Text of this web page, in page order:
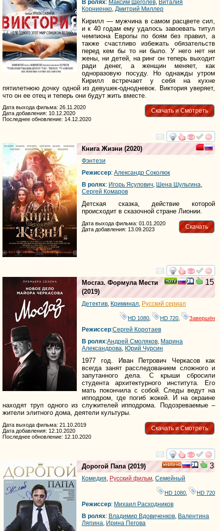
В ролях: Максим Щеголев Виталия
Корниенко Дмитрий Миллер
Кирилл — мужчина в самом расцвете сил,
и к 40 годам ему удалось завоевать титул
чемпиона Европы по боям без правил, а
также счастливо избежать обязательств
перед кем бы то ни было. У него нет ни
жены, ни детей, на ринг он теперь выходит
ради денег, а женщин меняет, как
одноразовую посуду. Но однажды утром
Кирилл встречает у себя на кухне
пятилетнюю дочку одной из девушек-однодневок. Виктория уверяет,
что он ее отец и теперь они будут жить вместе.
Скачать и Смотреть
Дата выхода фильма: 26.11.2020
Дата добавления: 10.12.2020
Последнее обновление: 14.12.2020
смотреть
Книга Жизни (2020)
Фэнтези
Режиссер: Александр Соколюк
В ролях: Игорь Ясулович, Шена Шульгина,
Сергей Комаров
Детская сказка, действие которой
происходит в сказочной стране Лионии.
Скачать
Дата выхода фильма: 01.01.2020
Дата добавления: 13.09.2023
смотреть
15
Мосгаз. Формула Мести
(2019)
Детектив, Криминал, Русский сериал
HD 1080, HD 720, Завершён
Режиссер:Сергей Коротаев
В ролях:Андрей Смоляков, Марина
Александрова, Юрий Чурсин
1977 год. Иван Петрович Черкасов как
всегда занят расследованием сложного и
запутанного дела. С крыши сбросили
студента архитектурного института. Его
мать покончила с собой. Следы ведут на
ипподром, где погиб жокей. И на окраине
находят труп одного из служителей ипподрома. Подозреваемые –
жители элитного дома, деятели культуры.
Скачать и Смотреть
Дата выхода фильма: 21.10.2019
Дата добавления: 12.10.2020
Последнее обновление: 12.10.2020
смотреть
HD
3
Дорогой Папа(2019)
Комедия, Русский фильм, Семейный
HD 1080 HD 720
Режиссер: Михаил Расходников
В ролях: Владимир Вдовиченков, Валентина
Ляпина, Ирина Пегова